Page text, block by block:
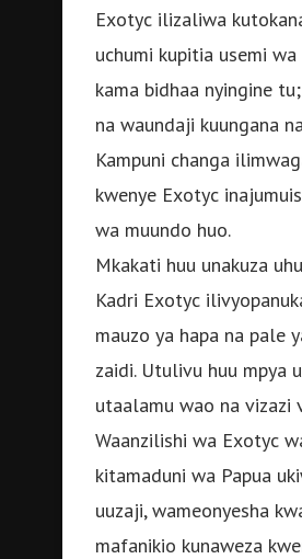
Exotyc ilizaliwa
uchumi kupitia usemi
kama bidhaa nyingine
na waundaji kuungana
Kampuni changa
kwenye Exotyc
wa muundo huo.
Mkakati huu unakuza
Kadri Exotyc
mauzo ya hapa na pale
zaidi. Utulivu huu mpya
utaalamu wao na vizazi
Waanzilishi wa Exotyc
kitamaduni wa Papua
uuzaji, wameonyesha
mafanikio kunaweza